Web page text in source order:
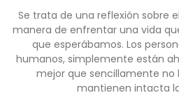
Se trata de una reflexión sobre
manera de enfrentar una vida
que esperábamos. Los
humanos, simplemente están
mejor que sencillamente no
mantienen intacta